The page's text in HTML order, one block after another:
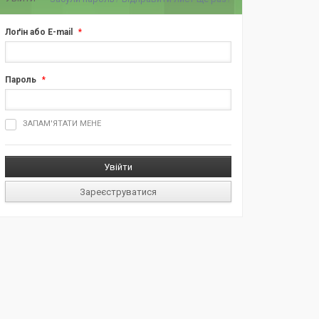
Лоґін або E-mail *
Пароль *
ЗАПАМ'ЯТАТИ МЕНЕ